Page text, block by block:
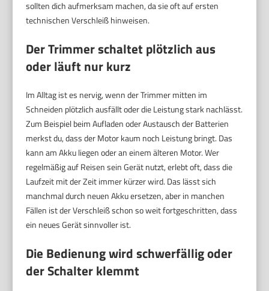
sollten dich aufmerksam machen, da sie oft auf ersten
technischen Verschleiß hinweisen.
Der Trimmer schaltet plötzlich aus
oder läuft nur kurz
Im Alltag ist es nervig, wenn der Trimmer mitten im
Schneiden plötzlich ausfällt oder die Leistung stark nachlässt.
Zum Beispiel beim Aufladen oder Austausch der Batterien
merkst du, dass der Motor kaum noch Leistung bringt. Das
kann am Akku liegen oder an einem älteren Motor. Wer
regelmäßig auf Reisen sein Gerät nutzt, erlebt oft, dass die
Laufzeit mit der Zeit immer kürzer wird. Das lässt sich
manchmal durch neuen Akku ersetzen, aber in manchen
Fällen ist der Verschleiß schon so weit fortgeschritten, dass
ein neues Gerät sinnvoller ist.
Die Bedienung wird schwerfällig oder
der Schalter klemmt